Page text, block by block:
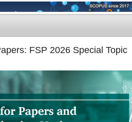
T
o
g
l
e
2287-
kjfp.2018.25.2.173
renewed.
files, or other settings saved in your
of downloading the latest files. As a
or may not display properly.
FSP 2026 Special Topic